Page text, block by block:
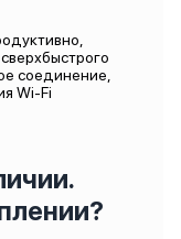
соединение,
Wi-Fi